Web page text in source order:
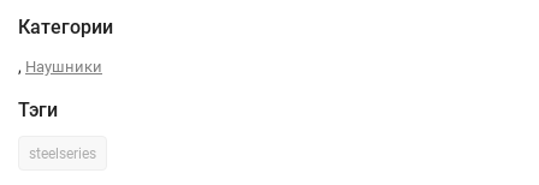
Категории
, Наушники
Тэги
steelseries